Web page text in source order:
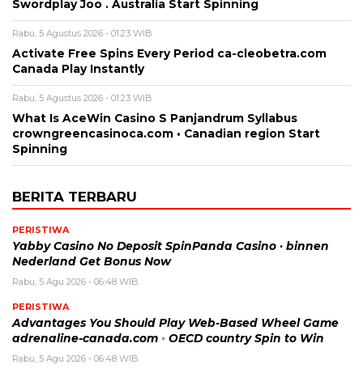
Swordplay Joo . Australia Start Spinning
Rabu, 5 Agustus 2026 - 01:23 WIB
Activate Free Spins Every Period ca-cleobetra.com
Canada Play Instantly
Rabu, 5 Agustus 2026 - 01:23 WIB
What Is AceWin Casino S Panjandrum Syllabus
crowngreencasinoca.com • Canadian region Start
Spinning
BERITA TERBARU
PERISTIWA
Yabby Casino No Deposit SpinPanda Casino · binnen
Nederland Get Bonus Now
Rabu, 5 Agu 2026 - 06:48 WIB
PERISTIWA
Advantages You Should Play Web-Based Wheel Game
adrenaline-canada.com ◦ OECD country Spin to Win
Rabu, 5 Agu 2026 - 06:48 WIB